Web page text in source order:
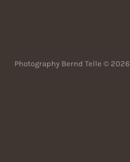
Photography Bernd Telle © 2026